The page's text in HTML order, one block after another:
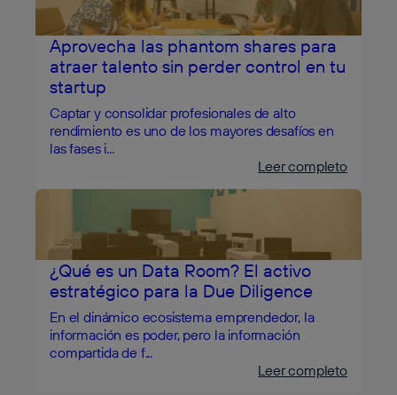
Aprovecha las phantom shares para
atraer talento sin perder control en tu
startup
Captar y consolidar profesionales de alto
rendimiento es uno de los mayores desafíos en
las fases i...
Leer completo
¿Qué es un Data Room? El activo
estratégico para la Due Diligence
En el dinámico ecosistema emprendedor, la
información es poder, pero la información
compartida de f...
Leer completo